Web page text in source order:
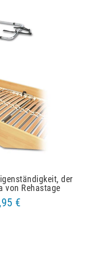
der
von Rehastage
€